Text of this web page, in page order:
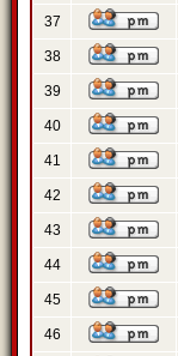
37
38
39
40
41
42
43
44
45
46